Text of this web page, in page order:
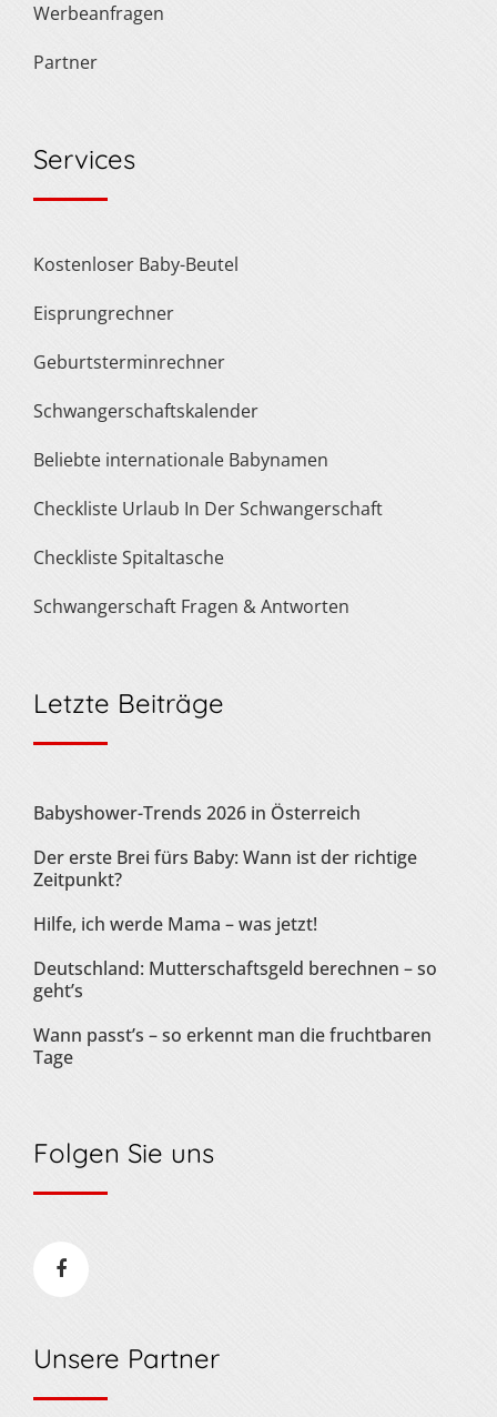
Werbeanfragen
Partner
Services
Kostenloser Baby-Beutel
Eisprungrechner
Geburtsterminrechner
Schwangerschaftskalender
Beliebte internationale Babynamen
Checkliste Urlaub In Der Schwangerschaft
Checkliste Spitaltasche
Schwangerschaft Fragen & Antworten
Letzte Beiträge
Babyshower-Trends 2026 in Österreich
Der erste Brei fürs Baby: Wann ist der richtige
Zeitpunkt?
Hilfe, ich werde Mama – was jetzt!
Deutschland: Mutterschaftsgeld berechnen – so
geht’s
Wann passt’s – so erkennt man die fruchtbaren
Tage
Folgen Sie uns
Unsere Partner